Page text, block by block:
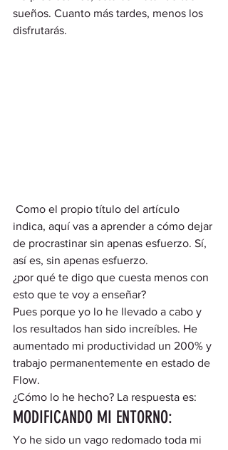
sueños. Cuanto más tardes, menos los
disfrutarás.
indica, aquí vas a aprender a cómo dejar
de procrastinar sin apenas esfuerzo. Sí,
así es, sin apenas esfuerzo.
¿por qué te digo que cuesta menos con
esto que te voy a enseñar?
Pues porque yo lo he llevado a cabo y
los resultados han sido increíbles. He
aumentado mi productividad un 200% y
trabajo permanentemente en estado de
Flow.
¿Cómo lo he hecho? La respuesta es:
MODIFICANDO MI ENTORNO:
Yo he sido un vago redomado toda mi